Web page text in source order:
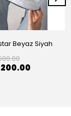
Beyaz Siyah